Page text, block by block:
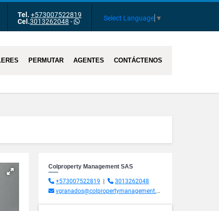
Tel. +573007522819
Cel.3013262048 - Select Language ▼
PERMUTAR AGENTES CONTÁCTENOS
Colproperty Management SAS
+573007522819
3013262048
vgranados@colpropertymanagement.com.co